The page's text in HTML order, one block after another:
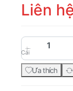
Liên
Cái
Ưa thích